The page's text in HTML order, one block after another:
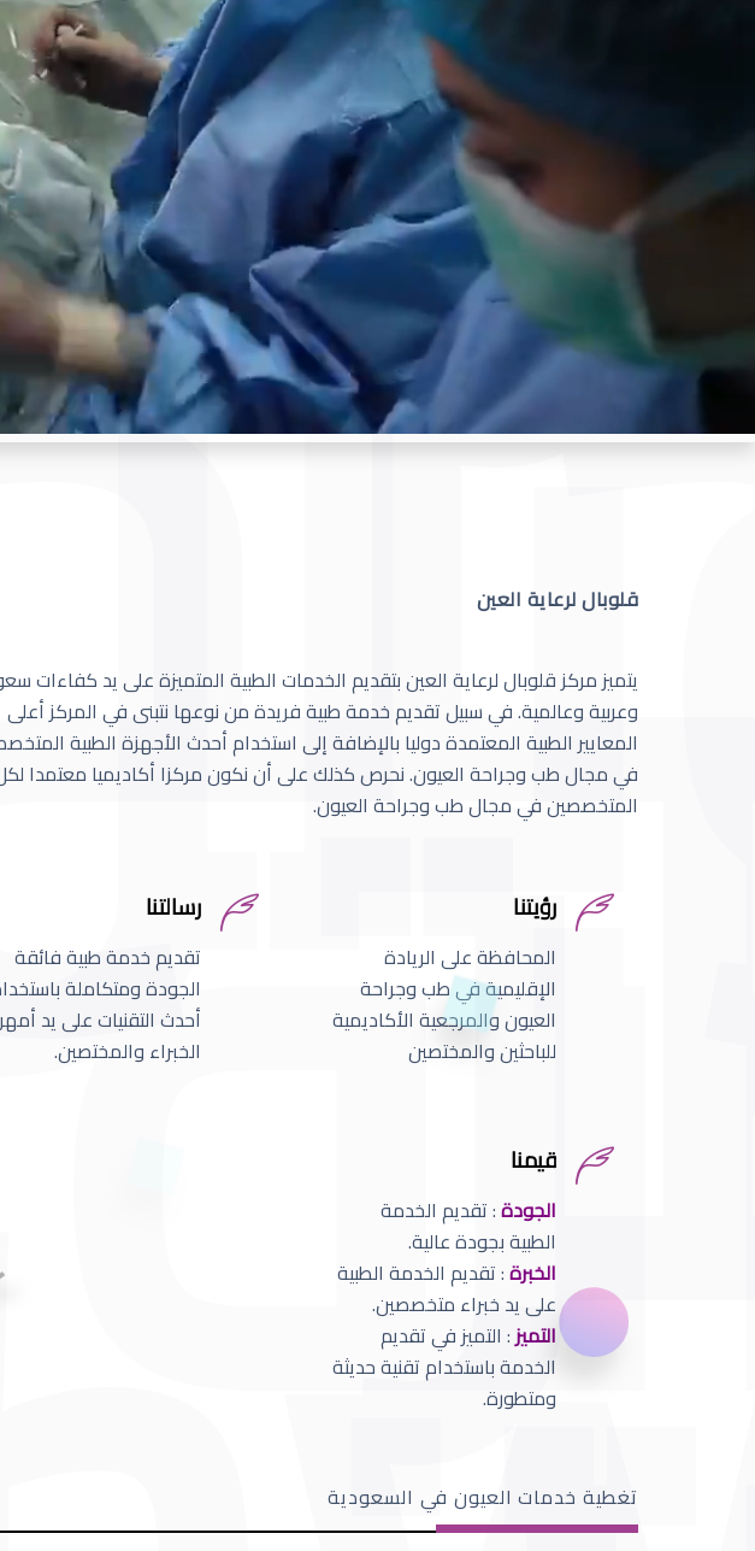
قلوبال لرعاية العين
يتميز مركز قلوبال لرعاية العين بتقديم الخدمات الطبية المتميزة على يد كفاءات
وعربية وعالمية. في سبيل تقديم خدمة طبية فريدة من نوعها نتبنى في المركز أعلى
المعايير الطبية المعتمدة دوليا بالإضافة إلى استخدام أحدث الأجهزة الطبية
في مجال طب وجراحة العيون. نحرص كذلك على أن نكون مركزا أكاديميا معتمدا
المتخصصين في مجال طب وجراحة العيون.
رؤيتنا
المحافظة على الريادة
الإقليمية في طب وجراحة
العيون والمرجعية الأكاديمية
للباحثين والمختصين
رسالتنا
تقديم خدمة طبية فائقة
الجودة ومتكاملة
أحدث التقنيات على يد أمهر
الخبراء والمختصين.
قيمنا
الجودة: تقديم الخدمة
الطبية بجودة عالية.
الخبرة: تقديم الخدمة الطبية
على يد خبراء متخصصين.
التميز: التميز في تقديم
الخدمة باستخدام تقنية حديثة
ومتطورة.
تغطية خدمات العيون في السعودية